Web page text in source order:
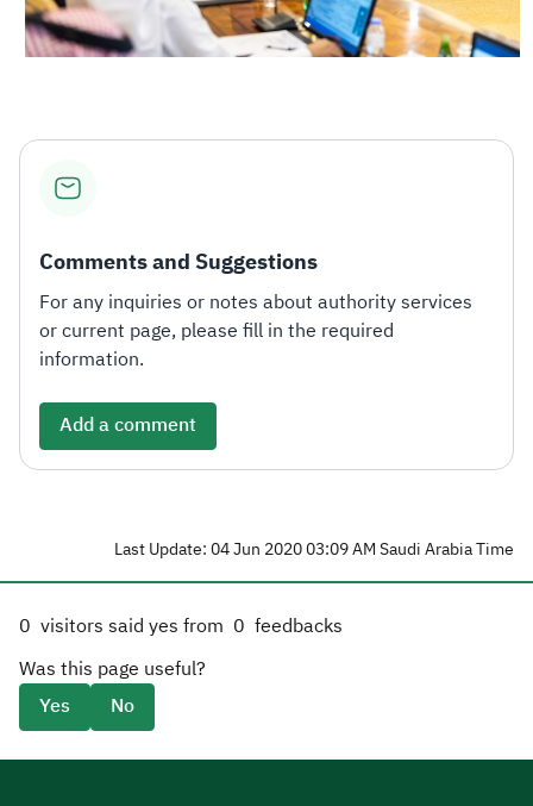
Comments and Suggestions
For any inquiries or notes about authority services
or current page, please fill in the required
information.
Add a comment
Last Update: 04 Jun 2020 03:09 AM Saudi Arabia Time
0 visitors said yes from 0 feedbacks
Was this page useful?
Yes
No